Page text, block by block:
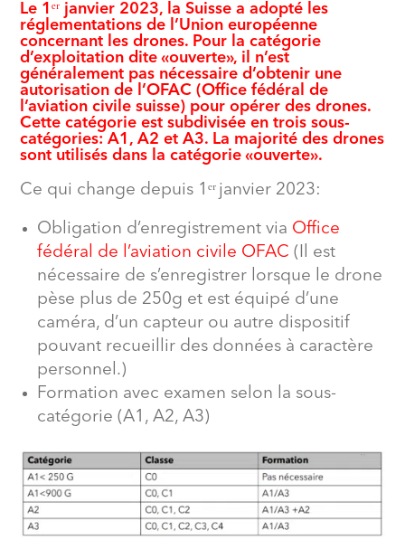
Le 1ᵉʳ janvier 2023, la Suisse a adopté les
réglementations de l’Union européenne
concernant les drones. Pour la catégorie
d’exploitation dite «ouverte», il n’est
généralement pas nécessaire d’obtenir une
autorisation de l’OFAC (Office fédéral de
l’aviation civile suisse) pour opérer des drones.
Cette catégorie est subdivisée en trois sous-
catégories: A1, A2 et A3. La majorité des drones
sont utilisés dans la catégorie «ouverte».
Ce qui change depuis 1ᵉʳ janvier 2023:
Obligation d’enregistrement via Office
fédéral de l’aviation civile OFAC (Il est
nécessaire de s’enregistrer lorsque le drone
pèse plus de 250g et est équipé d’une
caméra, d’un capteur ou autre dispositif
pouvant recueillir des données à caractère
personnel.)
Formation avec examen selon la sous-
catégorie (A1, A2, A3)